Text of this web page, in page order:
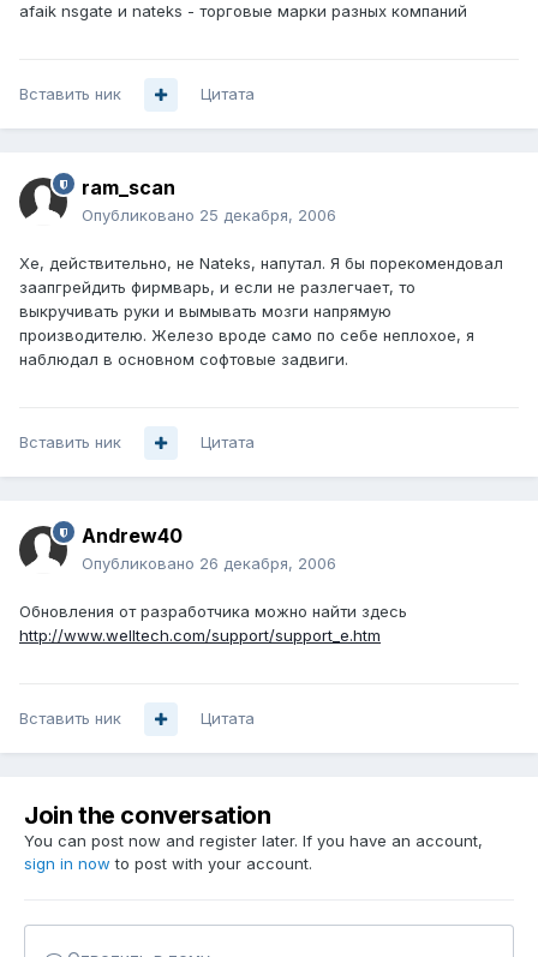
afaik nsgate и nateks - торговые марки разных компаний
Вставить ник Цитата
ram_scan
Опубликовано 25 декабря, 2006
Хе, действительно, не Nateks, напутал. Я бы порекомендовал
заапгрейдить фирмварь, и если не разлегчает, то
выкручивать руки и вымывать мозги напрямую
производителю. Железо вроде само по себе неплохое, я
наблюдал в основном софтовые задвиги.
Вставить ник Цитата
Andrew40
Опубликовано 26 декабря, 2006
Обновления от разработчика можно найти здесь
http://www.welltech.com/support/support_e.htm
Вставить ник Цитата
Join the conversation
You can post now and register later. If you have an account,
sign in now to post with your account.